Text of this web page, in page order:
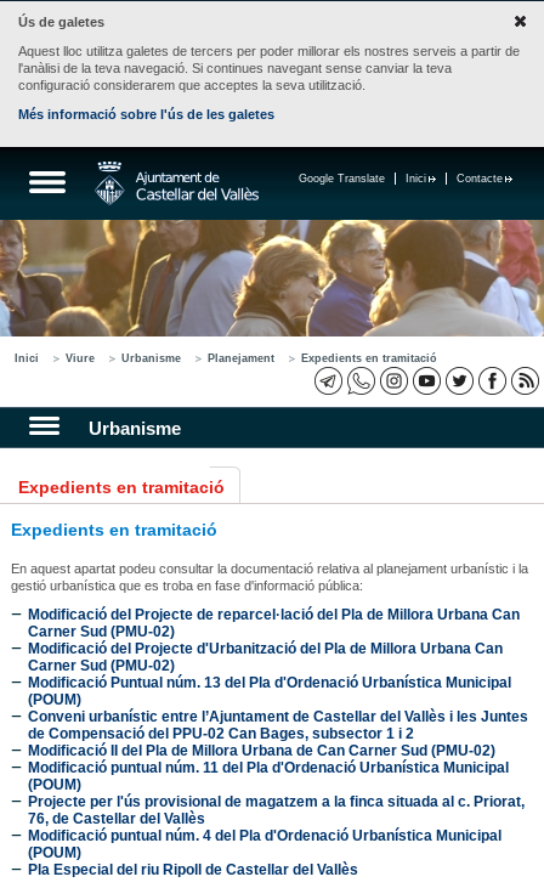
Ús de galetes
Aquest lloc utilitza galetes de tercers per poder millorar els nostres serveis a partir de
l'anàlisi de la teva navegació. Si continues navegant sense canviar la teva
configuració considerarem que acceptes la seva utilització.
Més informació sobre l'ús de les galetes
Contacte
Inici
Google Translate
Inici Viure Urbanisme Planejament Expedients en tramitació
Urbanisme
Expedients en tramitació
Expedients en tramitació
En aquest apartat podeu consultar la documentació relativa al planejament urbanístic i la
gestió urbanística que es troba en fase d'informació pública:
Modificació del Projecte de reparcel·lació del Pla de Millora Urbana Can
Carner Sud (PMU-02)
Modificació del Projecte d'Urbanització del Pla de Millora Urbana Can
Carner Sud (PMU-02)
Modificació Puntual núm. 13 del Pla d'Ordenació Urbanística Municipal
(POUM)
Conveni urbanístic entre l’Ajuntament de Castellar del Vallès i les Juntes
de Compensació del PPU-02 Can Bages, subsector 1 i 2
Modificació II del Pla de Millora Urbana de Can Carner Sud (PMU-02)
Modificació puntual núm. 11 del Pla d'Ordenació Urbanística Municipal
(POUM)
Projecte per l'ús provisional de magatzem a la finca situada al c. Priorat,
76, de Castellar del Vallès
Modificació puntual núm. 4 del Pla d'Ordenació Urbanística Municipal
(POUM)
Pla Especial del riu Ripoll de Castellar del Vallès